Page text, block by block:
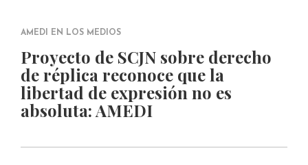
AMEDI EN LOS MEDIOS
Proyecto de SCJN sobre derecho
de réplica reconoce que la
libertad de expresión no es
absoluta: AMEDI